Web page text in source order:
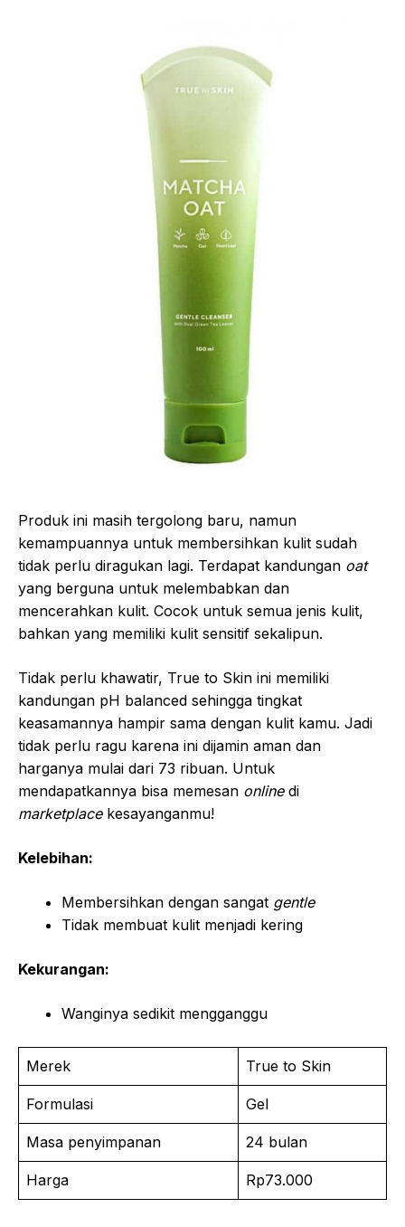
Produk ini masih tergolong baru, namun
kemampuannya untuk membersihkan kulit sudah
tidak perlu diragukan lagi. Terdapat kandungan oat
yang berguna untuk melembabkan dan
mencerahkan kulit. Cocok untuk semua jenis kulit,
bahkan yang memiliki kulit sensitif sekalipun.
Tidak perlu khawatir, True to Skin ini memiliki
kandungan pH balanced sehingga tingkat
keasamannya hampir sama dengan kulit kamu. Jadi
tidak perlu ragu karena ini dijamin aman dan
harganya mulai dari 73 ribuan. Untuk
mendapatkannya bisa memesan online di
marketplace kesayanganmu!
Kelebihan:
Membersihkan dengan sangat gentle
Tidak membuat kulit menjadi kering
Kekurangan:
Wanginya sedikit mengganggu
Merek True to Skin
Formulasi Gel
Masa penyimpanan 24 bulan
Harga Rp73.000